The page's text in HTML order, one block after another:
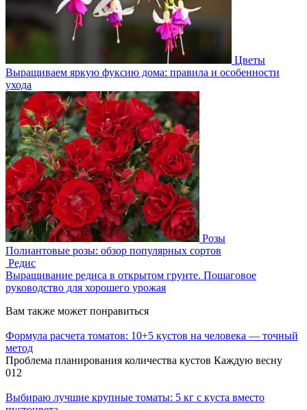
Цветы
Выращиваем яркую фуксию дома: правила и особенности
ухода
Розы
Полиантовые розы: обзор популярных сортов
Редис
Выращивание редиса в открытом грунте. Пошаговое
руководство для хорошего урожая
Вам также может понравиться
Формула расчета томатов: 10+5 кустов на человека — точный
метод
Проблема планирования количества кустов Каждую весну
012
Выбираю лучшие крупные томаты: 5 кг с куста вместо